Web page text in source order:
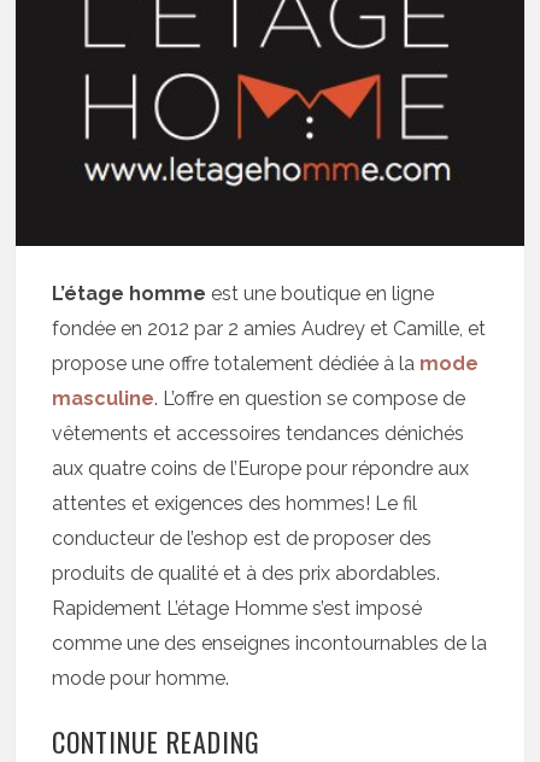
L’étage homme est une boutique en ligne
fondée en 2012 par 2 amies Audrey et Camille, et
propose une offre totalement dédiée à la mode
masculine. L’offre en question se compose de
vêtements et accessoires tendances dénichés
aux quatre coins de l’Europe pour répondre aux
attentes et exigences des hommes! Le fil
conducteur de l’eshop est de proposer des
produits de qualité et à des prix abordables.
Rapidement L’étage Homme s’est imposé
comme une des enseignes incontournables de la
mode pour homme.
CONTINUE READING